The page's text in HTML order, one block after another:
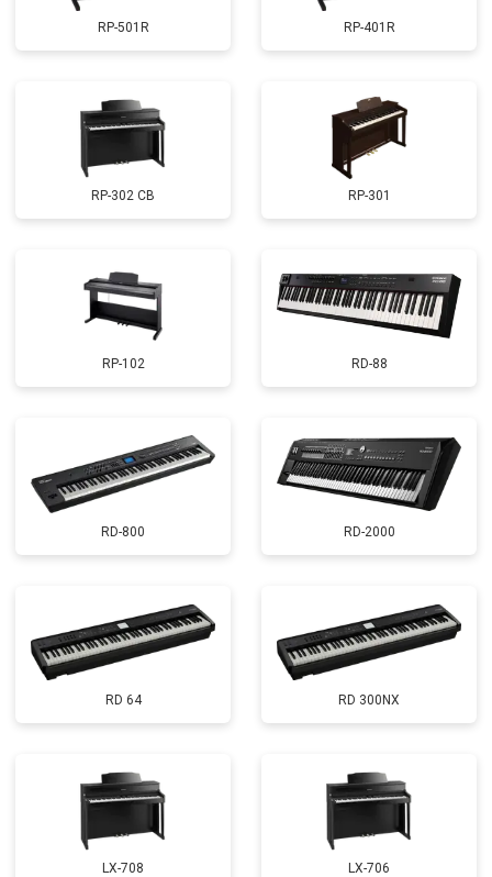
RP-501R RP-401R
RP-302 CB RP-301
RP-102 RD-88
RD-800 RD-2000
RD 64 RD 300NX
LX-708 LX-706